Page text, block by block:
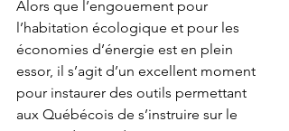
Alors que l’engouement pour
l’habitation écologique et pour les
économies d’énergie est en plein
essor, il s’agit d’un excellent moment
pour instaurer des outils permettant
aux Québécois de s’instruire sur le